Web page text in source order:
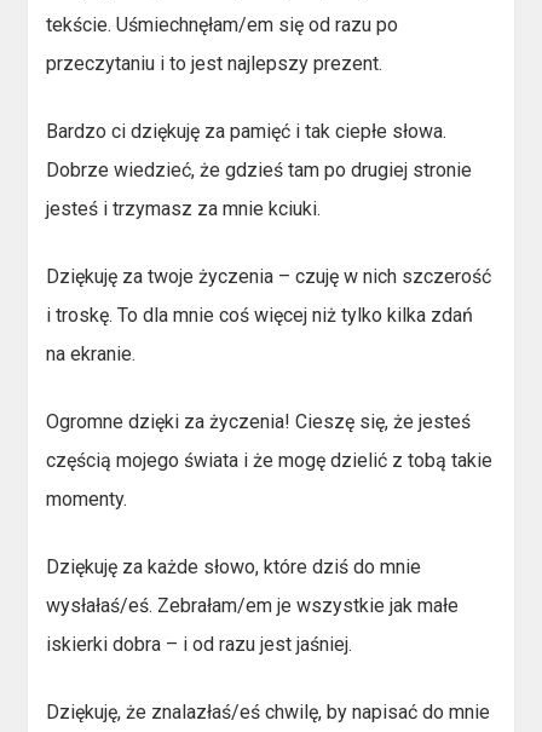
tekście. Uśmiechnęłam/em się od razu po
przeczytaniu i to jest najlepszy prezent.
Bardzo ci dziękuję za pamięć i tak ciepłe słowa.
Dobrze wiedzieć, że gdzieś tam po drugiej stronie
jesteś i trzymasz za mnie kciuki.
Dziękuję za twoje życzenia – czuję w nich szczerość
i troskę. To dla mnie coś więcej niż tylko kilka zdań
na ekranie.
Ogromne dzięki za życzenia! Cieszę się, że jesteś
częścią mojego świata i że mogę dzielić z tobą takie
momenty.
Dziękuję za każde słowo, które dziś do mnie
wysłałaś/eś. Zebrałam/em je wszystkie jak małe
iskierki dobra – i od razu jest jaśniej.
Dziękuję, że znalazłaś/eś chwilę, by napisać do mnie